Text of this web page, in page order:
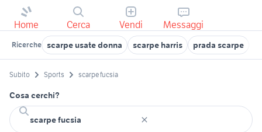
Home Cerca Vendi Messaggi
Ricerche scarpe usate donna scarpe harris prada scarpe
Subito Sports scarpe fucsia
Cosa cerchi?